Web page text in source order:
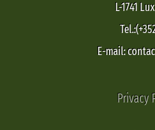
L-1741
E-mail:
Privacy